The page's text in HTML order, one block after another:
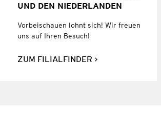
UND DEN NIEDERLANDEN
Vorbeischauen lohnt sich! Wir freuen
uns auf Ihren Besuch!
ZUM FILIALFINDER